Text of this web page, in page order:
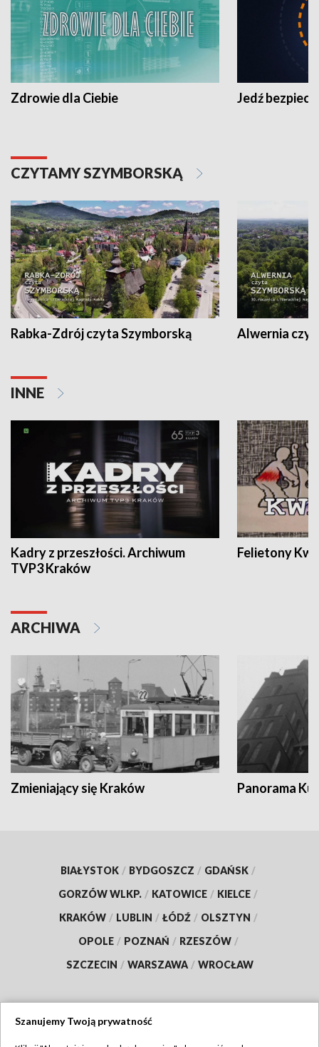
Zdrowie dla Ciebie Jedź
CZYTAMY SZYMBORSKĄ
Rabka-Zdrój czyta Szymborską Alwernia
INNE
Kadry z przeszłości. Archiwum
TVP3 Kraków
Felietony
ARCHIWA
Zmieniający się Kraków Panorama
BIAŁYSTOK / BYDGOSZCZ / GDAŃSK /
GORZÓW WLKP. / KATOWICE / KIELCE /
KRAKÓW / LUBLIN / ŁÓDŹ / OLSZTYN /
OPOLE / POZNAŃ / RZESZÓW /
SZCZECIN / WARSZAWA / WROCŁAW
Szanujemy Twoją prywatność